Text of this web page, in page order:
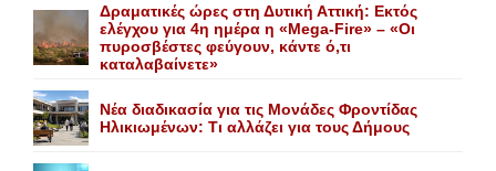
Δραματικές ώρες στη Δυτική Αττική: Εκτός
ελέγχου για 4η ημέρα η «Mega-Fire» – «Οι
πυροσβέστες φεύγουν, κάντε ό,τι
καταλαβαίνετε»
Nέα διαδικασία για τις Mονάδες Φροντίδας
Hλικιωμένων: Tι αλλάζει για τους Δήμους